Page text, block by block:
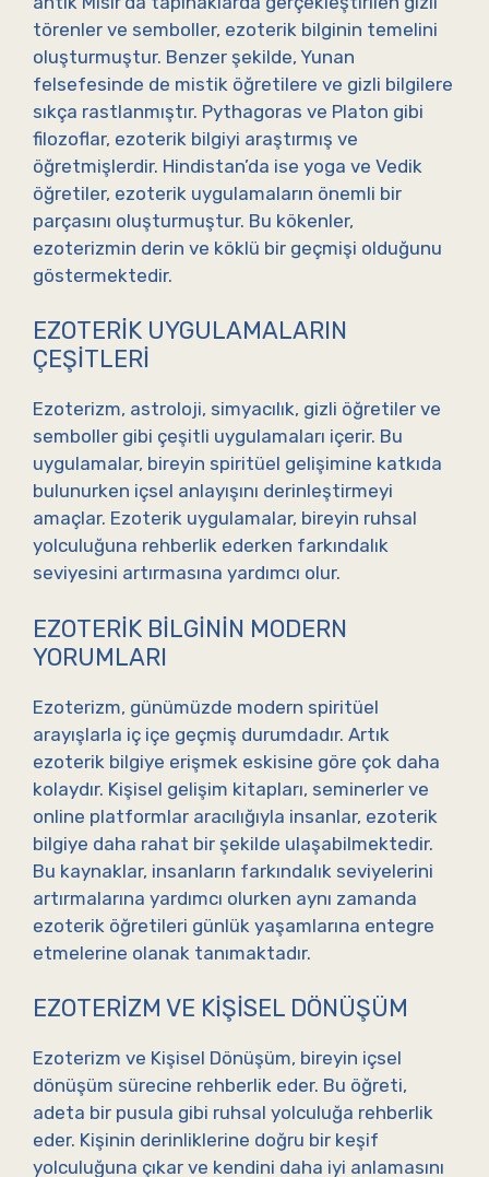
törenler ve semboller, ezoterik bilginin temelini
oluşturmuştur. Benzer şekilde, Yunan
felsefesinde de mistik öğretilere ve gizli bilgilere
sıkça rastlanmıştır. Pythagoras ve Platon gibi
filozoflar, ezoterik bilgiyi araştırmış ve
öğretmişlerdir. Hindistan’da ise yoga ve Vedik
öğretiler, ezoterik uygulamaların önemli bir
parçasını oluşturmuştur. Bu kökenler,
ezoterizmin derin ve köklü bir geçmişi olduğunu
göstermektedir.
EZOTERIK UYGULAMALARIN
ÇEŞITLERI
Ezoterizm, astroloji, simyacılık, gizli öğretiler ve
semboller gibi çeşitli uygulamaları içerir. Bu
uygulamalar, bireyin spiritüel gelişimine katkıda
bulunurken içsel anlayışını derinleştirmeyi
amaçlar. Ezoterik uygulamalar, bireyin ruhsal
yolculuğuna rehberlik ederken farkındalık
seviyesini artırmasına yardımcı olur.
EZOTERIK BILGININ MODERN
YORUMLARI
Ezoterizm, günümüzde modern spiritüel
arayışlarla iç içe geçmiş durumdadır. Artık
ezoterik bilgiye erişmek eskisine göre çok daha
kolaydır. Kişisel gelişim kitapları, seminerler ve
online platformlar aracılığıyla insanlar, ezoterik
bilgiye daha rahat bir şekilde ulaşabilmektedir.
Bu kaynaklar, insanların farkındalık seviyelerini
artırmalarına yardımcı olurken aynı zamanda
ezoterik öğretileri günlük yaşamlarına entegre
etmelerine olanak tanımaktadır.
EZOTERIZM VE KIŞISEL DÖNÜŞÜM
Ezoterizm ve Kişisel Dönüşüm, bireyin içsel
dönüşüm sürecine rehberlik eder. Bu öğreti,
adeta bir pusula gibi ruhsal yolculuğa rehberlik
eder. Kişinin derinliklerine doğru bir keşif
yolculuğuna çıkar ve kendini daha iyi anlamasını